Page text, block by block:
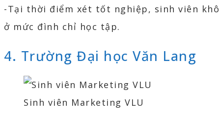
-Tại thời điểm xét tốt nghiệp, sinh viên
ở mức đình chỉ học tập.
4. Trường Đại học Văn Lang
Sinh viên Marketing VLU